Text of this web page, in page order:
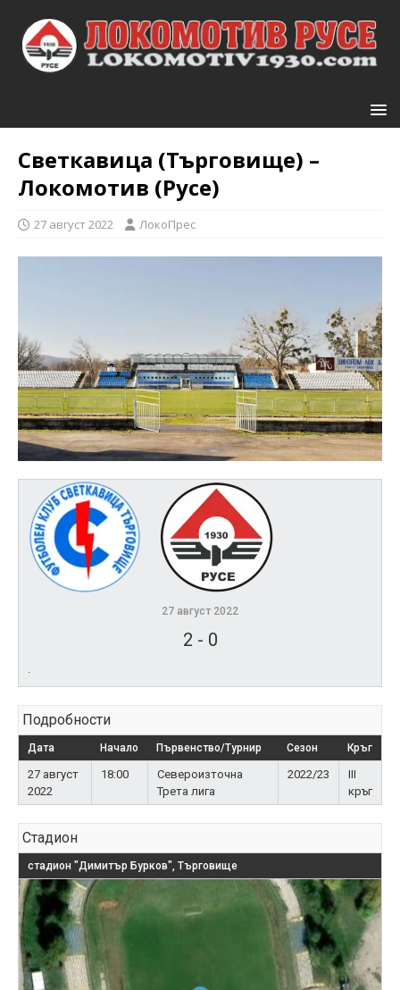
Светкавица (Търговище) –
Локомотив (Русе)
27 август 2022 ЛокоПрес
27 август 2022
2 - 0
.
Подробности
Дата Начало Първенство/Турнир Сезон Кръг
27 август
2022
18:00
Североизточна
Трета лига
2022/23
III
кръг
Стадион
стадион "Димитър Бурков", Търговище